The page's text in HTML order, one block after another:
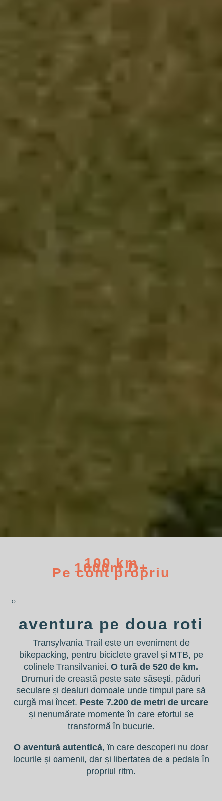
100 km
1000m D+
Pe cont propriu
O
aventura pe doua roti
Transylvania Trail este un eveniment de
bikepacking, pentru biciclete gravel și MTB, pe
colinele Transilvaniei. O turã de 520 de km.
Drumuri de creastă peste sate săsești, păduri
seculare și dealuri domoale unde timpul pare să
curgă mai încet. Peste 7.200 de metri de urcare
și nenumărate momente în care efortul se
transformă în bucurie.
O aventură autentică, în care descoperi nu doar
locurile și oamenii, dar și libertatea de a pedala în
propriul ritm.